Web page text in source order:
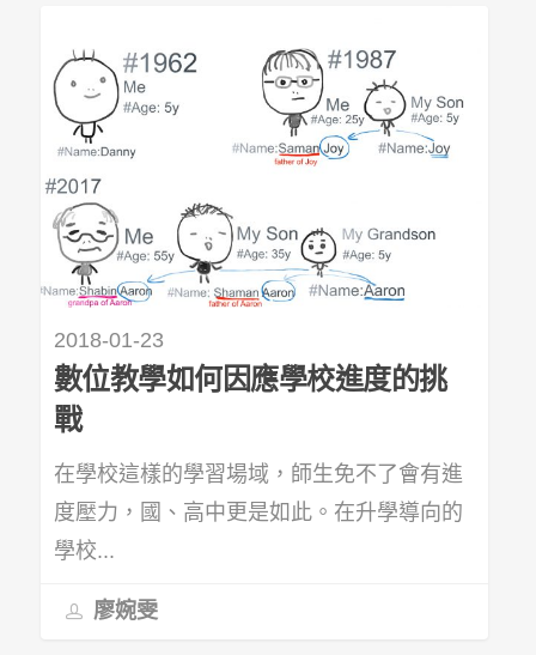
2018-01-23
數位教學如何因應學校進度的挑
戰
在學校這樣的學習場域，師生免不了會有進
度壓力，國、高中更是如此。在升學導向的
學校...
廖婉雯